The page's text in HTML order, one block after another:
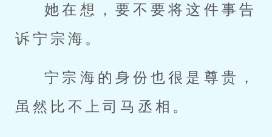
她在想，要不要将这件事告
诉宁宗海。
宁宗海的身份也很是尊贵，
虽然比不上司马丞相。